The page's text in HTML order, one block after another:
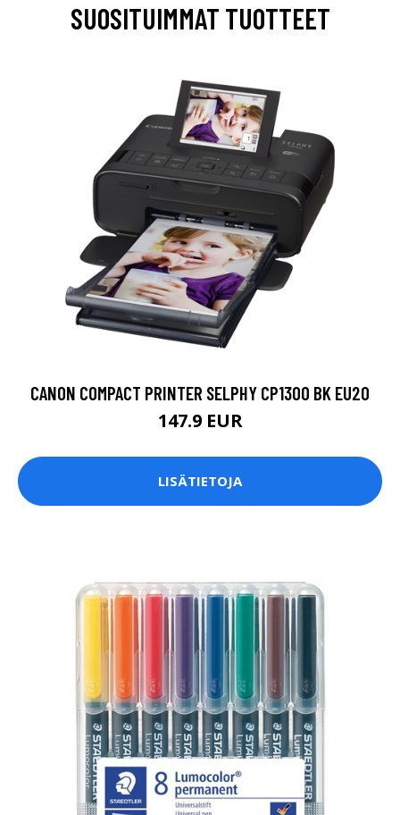
SUOSITUIMMAT TUOTTEET
CANON COMPACT PRINTER SELPHY CP1300 BK EU20
147.9 EUR
LISÄTIETOJA